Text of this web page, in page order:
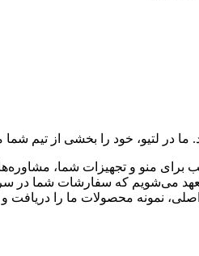
ما در لتیو، خود را بخشی از
برای منو و تجهیزات شما،
می‌شویم که سفارشات شما در
نمونه محصولات ما را دریافت و